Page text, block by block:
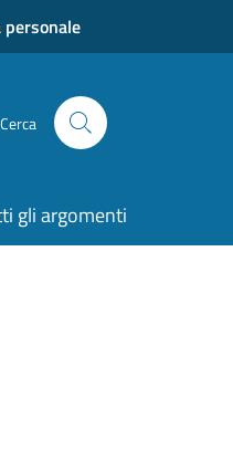
personale
Cerca
gli argomenti